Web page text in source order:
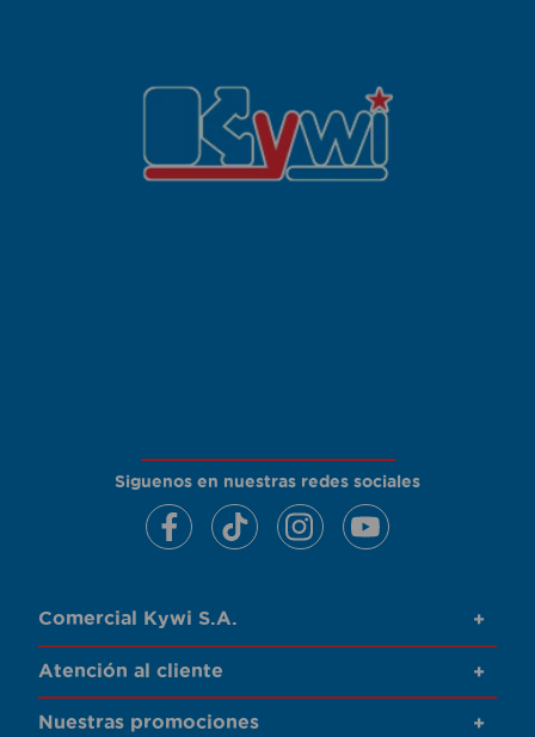
Siguenos en nuestras redes sociales
Comercial Kywi S.A. +
Atención al cliente +
Nuestras promociones +